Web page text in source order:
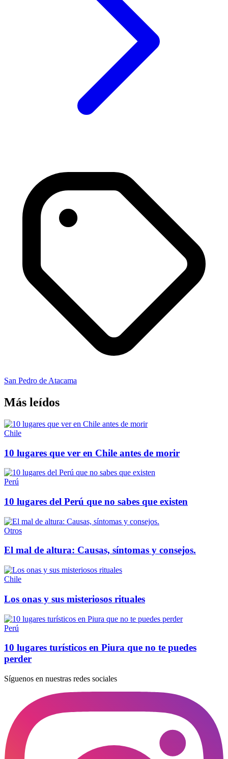
San Pedro de Atacama
Más leídos
Chile
10 lugares que ver en Chile antes de morir
Perú
10 lugares del Perú que no sabes que existen
Otros
El mal de altura: Causas, síntomas y consejos.
Chile
Los onas y sus misteriosos rituales
Perú
10 lugares turísticos en Piura que no te puedes
perder
Síguenos en nuestras redes sociales